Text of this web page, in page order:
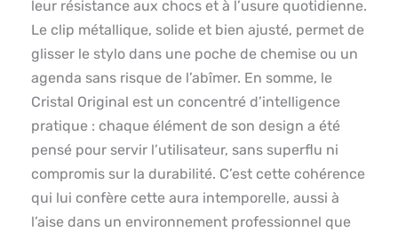
leur résistance aux chocs et à l’usure quotidienne.
Le clip métallique, solide et bien ajusté, permet de
glisser le stylo dans une poche de chemise ou un
agenda sans risque de l’abîmer. En somme, le
Cristal Original est un concentré d’intelligence
pratique : chaque élément de son design a été
pensé pour servir l’utilisateur, sans superflu ni
compromis sur la durabilité. C’est cette cohérence
qui lui confère cette aura intemporelle, aussi à
l’aise dans un environnement professionnel que